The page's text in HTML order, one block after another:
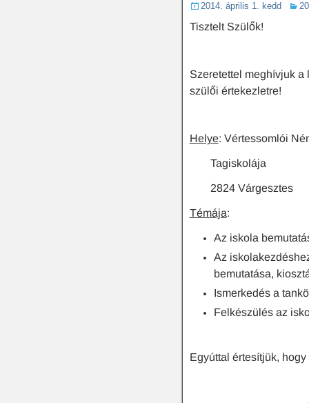
2014. április 1. kedd
Tisztelt Szülők!
Szeretettel meghívjuk
szülői értekezletre!
Helye: Vértessomlói
Tagiskolája
2824 Várgesztes
Témája:
Az iskola
Az
bemutatása,
Ismerkedés a
Felkészülés az
Egyúttal értesítjük,